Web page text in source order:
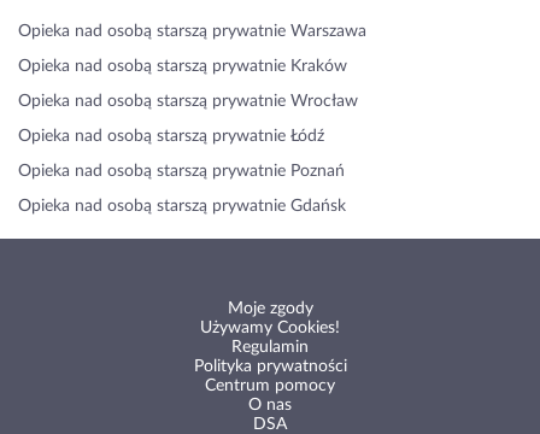
Opieka nad osobą starszą prywatnie Warszawa
Opieka nad osobą starszą prywatnie Kraków
Opieka nad osobą starszą prywatnie Wrocław
Opieka nad osobą starszą prywatnie Łódź
Opieka nad osobą starszą prywatnie Poznań
Opieka nad osobą starszą prywatnie Gdańsk
Moje zgody
Używamy Cookies!
Regulamin
Polityka prywatności
Centrum pomocy
O nas
DSA